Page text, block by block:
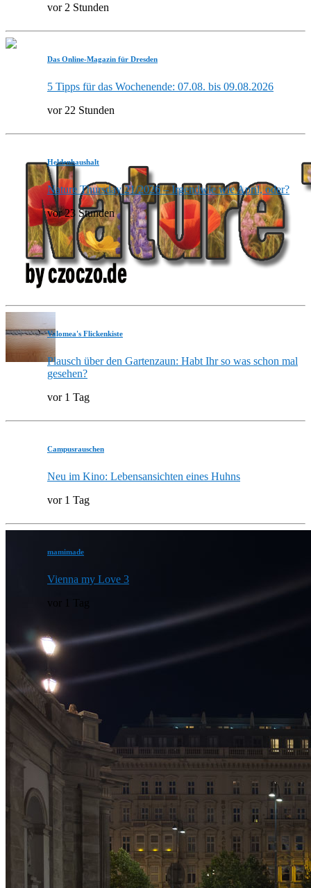
vor 2 Stunden
Das Online-Magazin für Dresden
5 Tipps für das Wochenende: 07.08. bis 09.08.2026
vor 22 Stunden
Heldenhaushalt
Nature Thursday 21/2026 – Irgendwie wie April, oder?
vor 23 Stunden
Valomea's Flickenkiste
Plausch über den Gartenzaun: Habt Ihr so was schon mal
gesehen?
vor 1 Tag
Campusrauschen
Neu im Kino: Lebensansichten eines Huhns
vor 1 Tag
mamimade
Vienna my Love 3
vor 1 Tag